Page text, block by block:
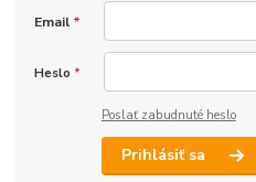
Email *
Heslo *
Poslať zabudnuté heslo
Prihlásiť sa